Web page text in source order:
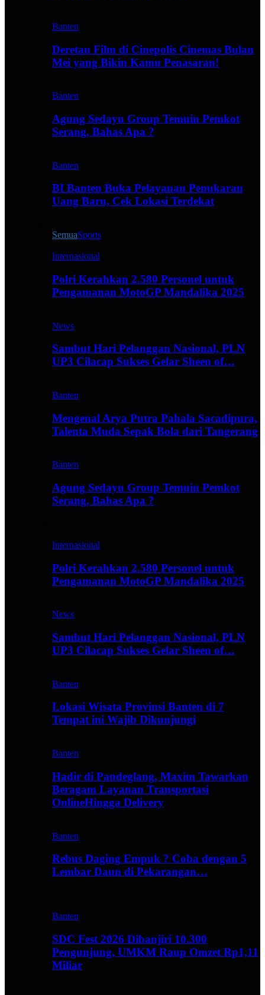
Banten
Deretan Film di Cinepolis Cinemas Bulan
Mei yang Bikin Kamu Penasaran!
Banten
Agung Sedayu Group Temuin Pemkot
Serang, Bahas Apa ?
Banten
BI Banten Buka Pelayanan Penukaran
Uang Baru, Cek Lokasi Terdekat
SemuaSports
Internasional
Polri Kerahkan 2.580 Personel untuk
Pengamanan MotoGP Mandalika 2025
News
Sambut Hari Pelanggan Nasional, PLN
UP3 Cilacap Sukses Gelar Sheen of…
Banten
Mengenal Arya Putra Pahala Sacadipura,
Talenta Muda Sepak Bola dari Tangerang
Banten
Agung Sedayu Group Temuin Pemkot
Serang, Bahas Apa ?
Internasional
Polri Kerahkan 2.580 Personel untuk
Pengamanan MotoGP Mandalika 2025
News
Sambut Hari Pelanggan Nasional, PLN
UP3 Cilacap Sukses Gelar Sheen of…
Banten
Lokasi Wisata Provinsi Banten di 7
Tempat ini Wajib Dikunjungi
Banten
Hadir di Pandeglang, Maxim Tawarkan
Beragam Layanan Transportasi
OnlineHingga Delivery
Banten
Rebus Daging Empuk ? Coba dengan 5
Lembar Daun di Pekarangan…
Banten
SDC Fest 2026 Dibanjiri 10.300
Pengunjung, UMKM Raup Omzet Rp1,11
Miliar